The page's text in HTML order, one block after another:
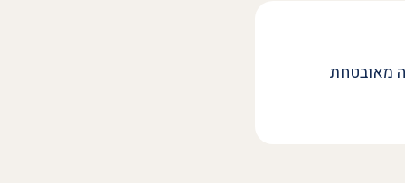
מאובטחת